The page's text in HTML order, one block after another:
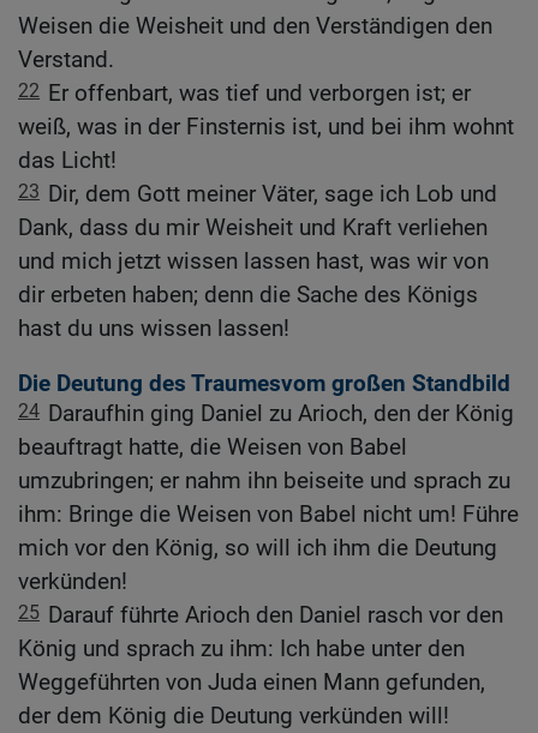
Weisen die Weisheit und den Verständigen den
Verstand.
22 Er offenbart, was tief und verborgen ist; er
weiß, was in der Finsternis ist, und bei ihm wohnt
das Licht!
23 Dir, dem Gott meiner Väter, sage ich Lob und
Dank, dass du mir Weisheit und Kraft verliehen
und mich jetzt wissen lassen hast, was wir von
dir erbeten haben; denn die Sache des Königs
hast du uns wissen lassen!
Die Deutung des Traumesvom großen Standbild
24 Daraufhin ging Daniel zu Arioch, den der König
beauftragt hatte, die Weisen von Babel
umzubringen; er nahm ihn beiseite und sprach zu
ihm: Bringe die Weisen von Babel nicht um! Führe
mich vor den König, so will ich ihm die Deutung
verkünden!
25 Darauf führte Arioch den Daniel rasch vor den
König und sprach zu ihm: Ich habe unter den
Weggeführten von Juda einen Mann gefunden,
der dem König die Deutung verkünden will!